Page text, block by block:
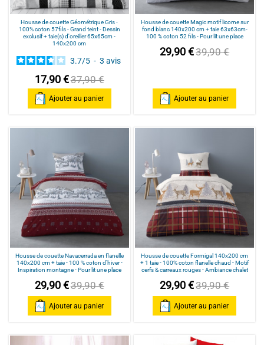
Housse de couette Géométrique Gris -
100% coton 57fils - Grand teint - Dessin
exclusif + taie(s) d'oreiller 65x65cm -
140x200 cm
3.7/5 - 3 avis
17,90 €37,90 €
Ajouter au panier
Housse de couette Magic motif licorne sur
fond blanc 140x200 cm + taie 63x63cm-
100 % coton 52 fils - Pour lit une place
29,90 €39,90 €
Ajouter au panier
Housse de couette Navacerrada en flanelle
140x200 cm + taie - 100 % coton d'hiver -
Inspiration montagne - Pour lit une place
29,90 €39,90 €
Ajouter au panier
Housse de couette Formigal 140x200 cm
+ 1 taie - 100% coton flanelle chaud - Motif
cerfs & carreaux rouges - Ambiance chalet
29,90 €39,90 €
Ajouter au panier